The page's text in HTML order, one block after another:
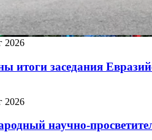
2026
итоги заседания
2026
научно-